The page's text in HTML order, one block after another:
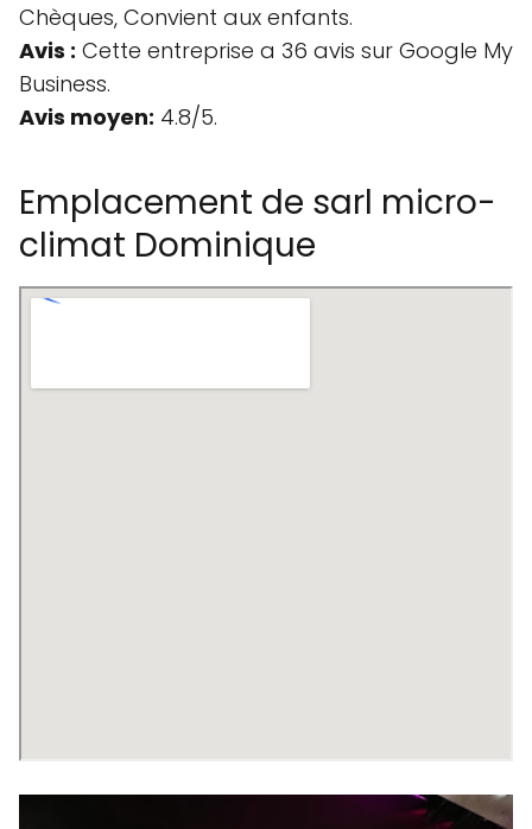
Chèques, Convient aux enfants.
Avis : Cette entreprise a 36 avis sur Google My
Business.
Avis moyen: 4.8/5.
Emplacement de sarl micro-
climat Dominique